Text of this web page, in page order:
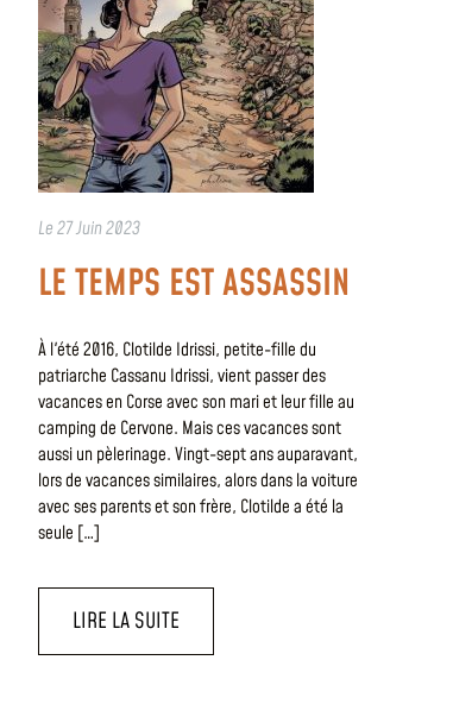
Le27 Juin 2023
LE TEMPS EST ASSASSIN
À l'été 2016, Clotilde Idrissi, petite-fille du
patriarche Cassanu Idrissi, vient passer des
vacances en Corse avec son mari et leur fille au
camping de Cervone. Mais ces vacances sont
aussi un pèlerinage. Vingt-sept ans auparavant,
lors de vacances similaires, alors dans la voiture
avec ses parents et son frère, Clotilde a été la
seule […]
LIRE LA SUITE